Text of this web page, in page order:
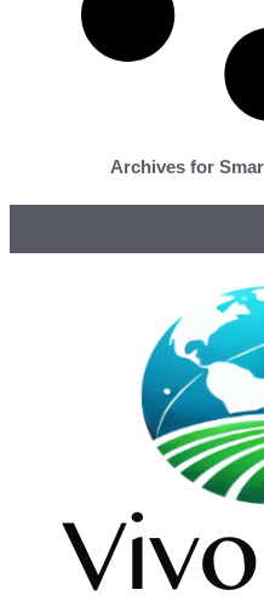
Archives for